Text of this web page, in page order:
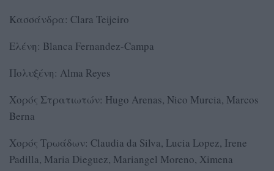
Κασσάνδρα: Clara Teijeiro
Ελένη: Blanca Fernandez-Campa
Πολυξένη: Alma Reyes
Χορός Στρατιωτών: Hugo Arenas, Nico Murcia, Marcos
Berna
Χορός Τρωάδων: Claudia da Silva, Lucia Lopez, Irene
Padilla, Maria Dieguez, Mariangel Moreno, Ximena